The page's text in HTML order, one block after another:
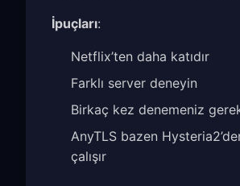
İpuçları:
Netflix’ten daha katıdır
Farklı server deneyin
Birkaç kez denemeniz
AnyTLS bazen
çalışır